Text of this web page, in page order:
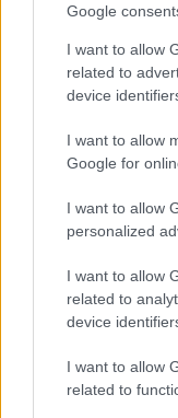
Google
I want to allow
related to
device
I want to allow
Google for
I want to allow
personalized
I want to allow
related to
device
I want to allow
related to
Κενό
Relay της
διεύθυνση
Νέος
την